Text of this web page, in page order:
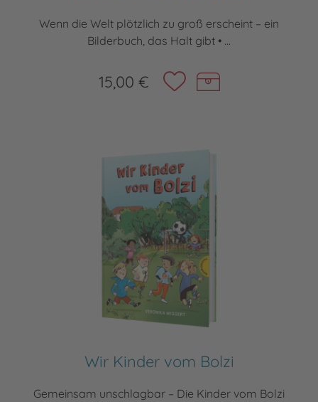
Wenn die Welt plötzlich zu groß erscheint – ein
Bilderbuch, das Halt gibt • ...
15,00 €
Wir Kinder vom Bolzi
Gemeinsam unschlagbar – Die Kinder vom Bolzi